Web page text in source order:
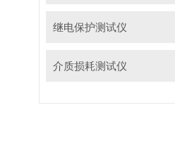
继电保护测试仪
介质损耗测试仪